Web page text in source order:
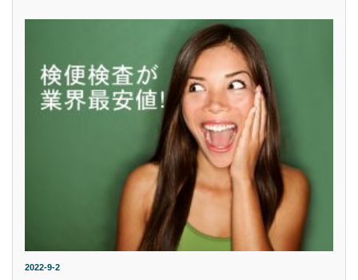
2022-9-2